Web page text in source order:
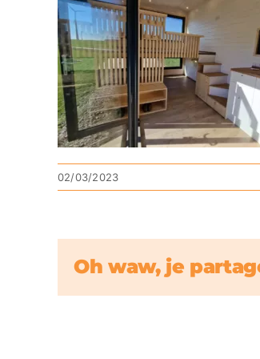
02/03/2023
Oh waw, je